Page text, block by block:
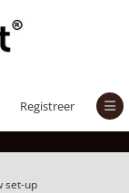
Registreer
set-up